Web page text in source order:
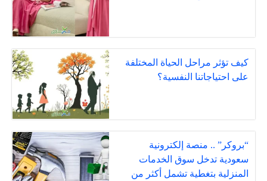
كيف تؤثر مراحل الحياة المختلفة
على احتياجاتنا النفسية؟
“بروكر” .. منصة إلكترونية
سعودية تدخل سوق الخدمات
المنزلية بتغطية تشمل أكثر من